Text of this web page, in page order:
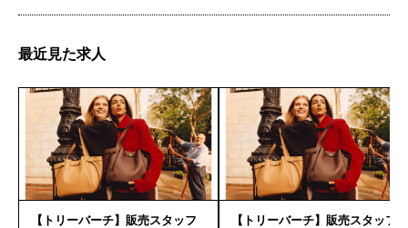
最近見た求人
【トリーバーチ】販売スタッフ
【トリーバーチ】販売スタッフ